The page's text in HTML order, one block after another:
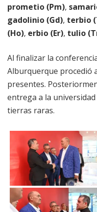
prometio (Pm),
gadolinio (Gd), terbio
(Ho), erbio (Er), tulio
Al finalizar la
Alburquerque procedió
presentes.
entrega a la
tierras raras.